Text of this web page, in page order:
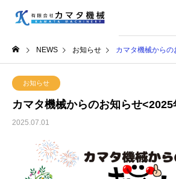
NEWS お知らせ カマタ機械からのお
お知らせ
カマタ機械からのお知らせ
2025.07.01